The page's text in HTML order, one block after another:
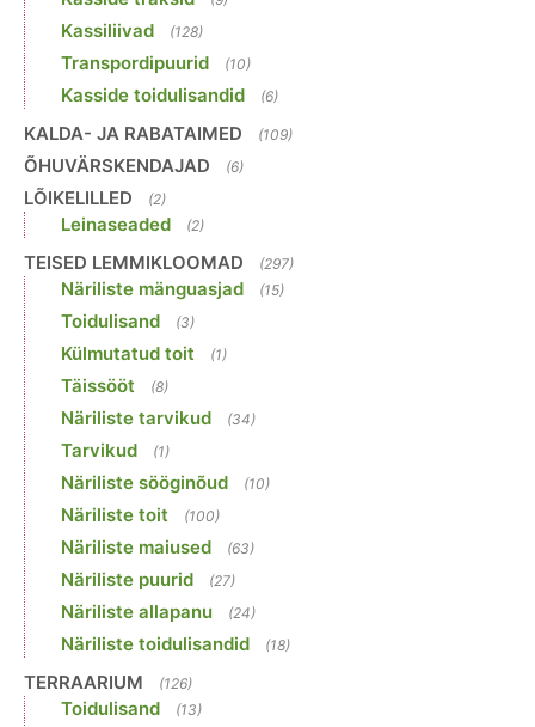
Kassiliivad (128)
Transpordipuurid (10)
Kasside toidulisandid (6)
KALDA- JA RABATAIMED (109)
ÕHUVÄRSKENDAJAD (6)
LÕIKELILLED (2)
Leinaseaded (2)
TEISED LEMMIKLOOMAD (297)
Näriliste mänguasjad (15)
Toidulisand (3)
Külmutatud toit (1)
Täissööt (8)
Näriliste tarvikud (34)
Tarvikud (1)
Näriliste sööginõud (10)
Näriliste toit (100)
Näriliste maiused (63)
Näriliste puurid (27)
Näriliste allapanu (24)
Näriliste toidulisandid (18)
TERRAARIUM (126)
Toidulisand (13)